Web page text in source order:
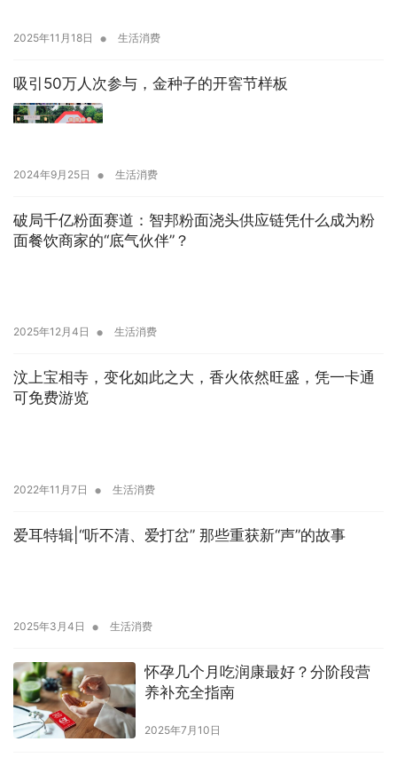
2025年11月18日 • 生活消费
吸引50万人次参与，金种子的开窖节样板
2024年9月25日 • 生活消费
破局千亿粉面赛道：智邦粉面浇头供应链凭什么成为粉
面餐饮商家的“底气伙伴”？
2025年12月4日 • 生活消费
汶上宝相寺，变化如此之大，香火依然旺盛，凭一卡通
可免费游览
2022年11月7日 • 生活消费
爱耳特辑|“听不清、爱打岔” 那些重获新“声”的故事
2025年3月4日 • 生活消费
怀孕几个月吃润康最好？分阶段营
养补充全指南
2025年7月10日